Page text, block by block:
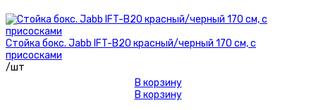
Стойка бокс. Jabb IFT-B20 красный/черный 170 см, с
присосками
/шт
В корзину
В корзину